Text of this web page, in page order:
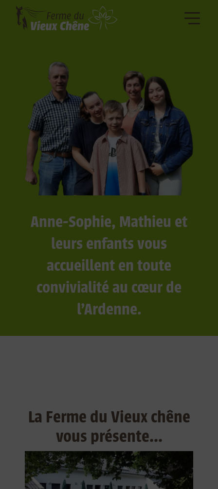
Anne-Sophie, Mathieu et
leurs enfants vous
accueillent en toute
convivialité au cœur de
l’Ardenne.
La Ferme du Vieux chêne
vous présente...